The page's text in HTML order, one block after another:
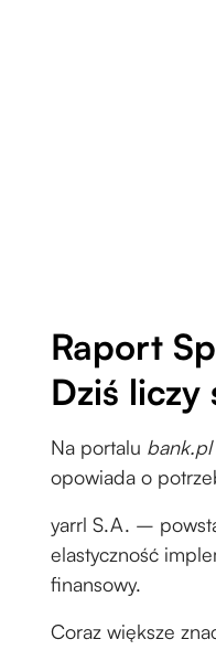
Raport
Dziś liczy
Na portalu bank.pl
opowiada o
yarrl S.A. –
elastyczność
finansowy.
Coraz większe